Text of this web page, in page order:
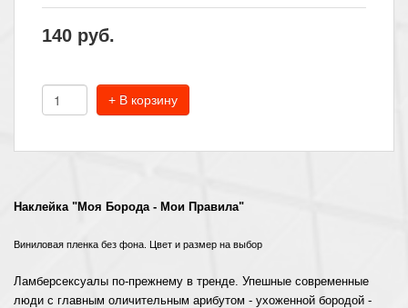
140 руб.
+ В корзину
Наклейка "Моя Борода - Мои Правила"
Виниловая пленка без фона. Цвет и размер на выбор
Ламберсексуалы по-прежнему в тренде. Упешные современные
люди с главным оличительным арибутом - ухоженной бородой -